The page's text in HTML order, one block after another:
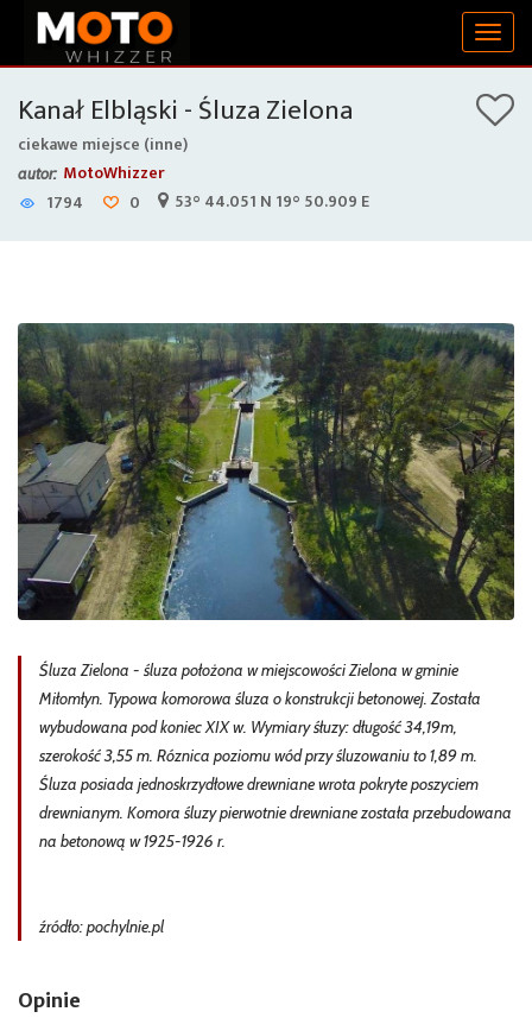
Kanał Elbląski - Śluza Zielona
ciekawe miejsce (inne)
autor: MotoWhizzer
1794
0 53° 44.051 N 19° 50.909 E
Śluza Zielona - śluza położona w miejscowości Zielona w gminie
Miłomłyn. Typowa komorowa śluza o konstrukcji betonowej. Została
wybudowana pod koniec XIX w. Wymiary śłuzy: długość 34,19m,
szerokość 3,55 m. Róznica poziomu wód przy śluzowaniu to 1,89 m.
Śluza posiada jednoskrzydłowe drewniane wrota pokryte poszyciem
drewnianym. Komora śluzy pierwotnie drewniane została przebudowana
na betonową w 1925-1926 r.
źródło: pochylnie.pl
Opinie